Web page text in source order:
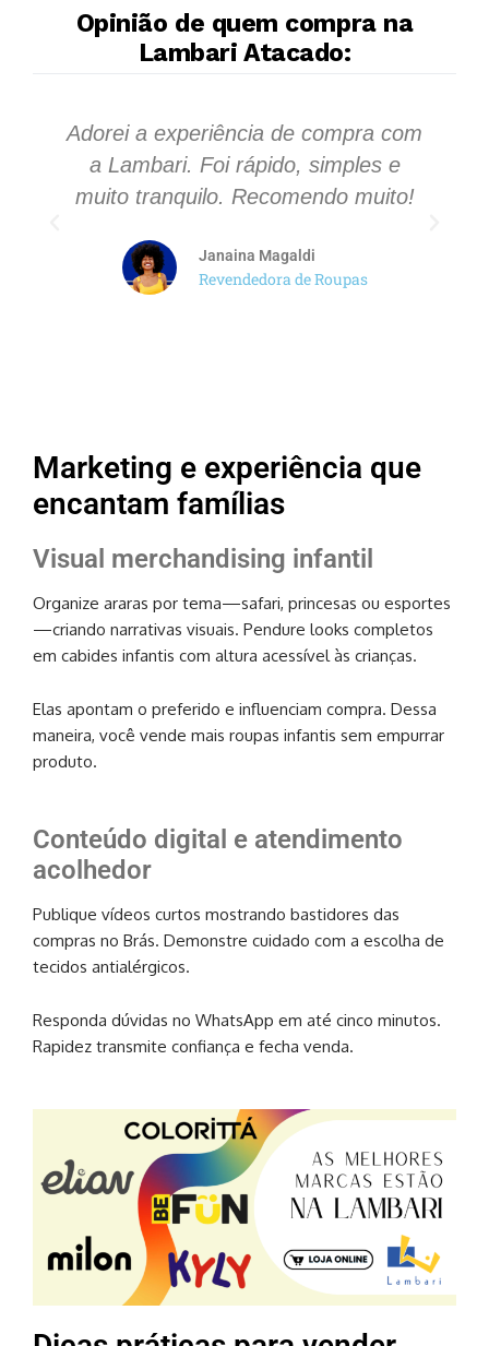
Opinião de quem compra na
Lambari Atacado:
Adorei a experiência de compra com
a Lambari. Foi rápido, simples e
muito tranquilo. Recomendo muito!
Janaina Magaldi
Revendedora de Roupas
Marketing e experiência que
encantam famílias
Visual merchandising infantil
Organize araras por tema—safari, princesas ou esportes
—criando narrativas visuais. Pendure looks completos
em cabides infantis com altura acessível às crianças.
Elas apontam o preferido e influenciam compra. Dessa
maneira, você vende mais roupas infantis sem empurrar
produto.
Conteúdo digital e atendimento
acolhedor
Publique vídeos curtos mostrando bastidores das
compras no Brás. Demonstre cuidado com a escolha de
tecidos antialérgicos.
Responda dúvidas no WhatsApp em até cinco minutos.
Rapidez transmite confiança e fecha venda.